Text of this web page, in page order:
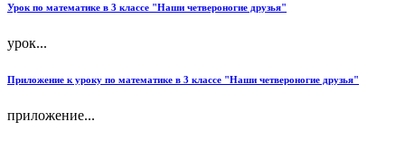
Урок по математике в 3 классе "Наши четвероногие друзья"
урок...
Приложение к уроку по математике в 3 классе "Наши четвероногие друзья"
приложение...